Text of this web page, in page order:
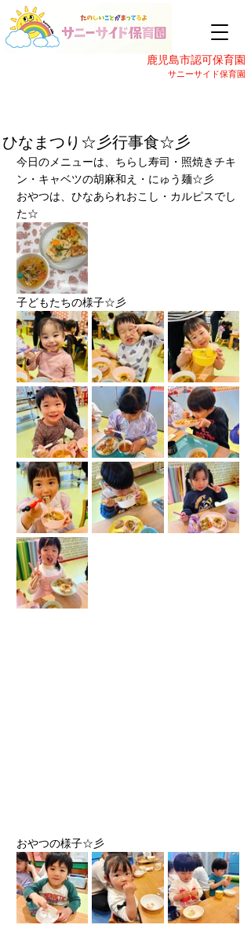
鹿児島市認可保育園
サニーサイド保育園
ひなまつり☆彡行事食☆彡
今日のメニューは、ちらし寿司・照焼きチキ
ン・キャベツの胡麻和え・にゅう麺☆彡
おやつは、ひなあられおこし・カルピスでし
た☆
子どもたちの様子☆彡
おやつの様子☆彡